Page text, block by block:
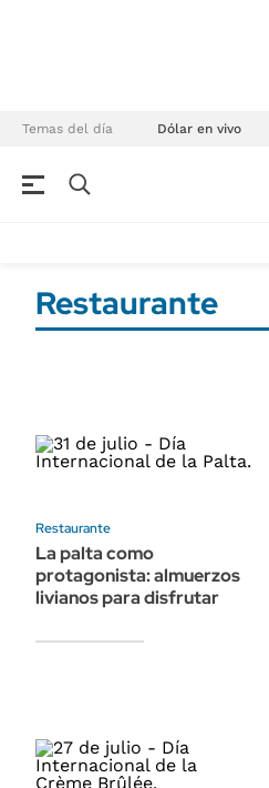
Temas del día Dólar en vivo
Banco de Datos
Mercados
MEDIAKIT AMBITO DEBATE
Restaurante
Restaurante
La palta como
protagonista: almuerzos
livianos para disfrutar